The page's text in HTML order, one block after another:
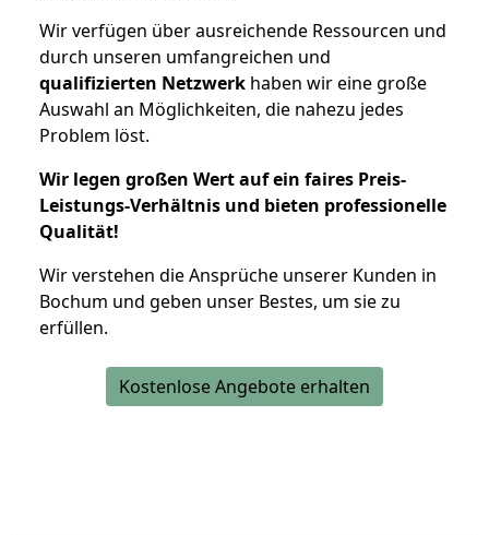
Wir verfügen über ausreichende Ressourcen und
durch unseren umfangreichen und
qualifizierten Netzwerk haben wir eine große
Auswahl an Möglichkeiten, die nahezu jedes
Problem löst.
Wir legen großen Wert auf ein faires Preis-
Leistungs-Verhältnis und bieten professionelle
Qualität!
Wir verstehen die Ansprüche unserer Kunden in
Bochum und geben unser Bestes, um sie zu
erfüllen.
Kostenlose Angebote erhalten